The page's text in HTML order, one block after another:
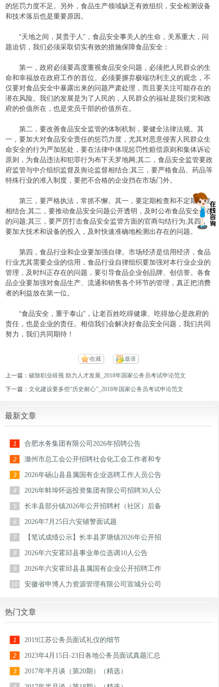
的惩罚力度不足。另外，食品生产领域缺乏有效组织，安全检测设备
和技术落后也是重要原因。
“天地之间，莫贵于人”，食品安全事关人的生命，关系重大，问
题迫切，我们必须采取切实有效的措施保障食品安全：
第一，政府必须要高度重视食品安全问题，必须把人民群众的生
命和幸福放在政府工作的首位。必须要摒弃极端功利主义的观念，不
仅要对食品安全中暴露出来的问题严肃处理，而且要关注可能存在的
潜在风险。我们的发展是为了人民的，人民群众的福祉是我们党和政
府的价值所在，也是党员干部的价值所在。
第二，要改善食品安全监管的体制机制，要健全法律法规。其
一，要加大对食品安全责任的惩罚力度，尤其对恶意侵害人民群众生
命安全的行为严加惩处，要在法律中体现惩罚性赔偿原则和集体诉讼
原则，为食品违法和犯罪行为布下天罗地网;其二，食品安全监管要政
府监管与中介组织监督及舆论监督相结合;其三，要严格食品、药品等
特殊行业的准入制度，要把不合格的企业挡在市场门外。
第三，要严格执法，常抓不懈。其一，要定期检查和不定期抽查
相结合;其二，要推动食品安全问题公开透明，及时公布食品安全存在
的问题;其三，要严厉打击食品安全监管方面的官商勾结行为;其四，
要加大技术和设备的投入，及时快速准确地检测出存在的问题。
第四，食品行业和企业要加强自律。市场经济是信用经济，食品
行业尤其需要企业的信用，食品行业自律组织要加强对本行业企业的
管理，及时纠正存在的问题，要引导食品企业创品牌、创信誉。各食
品企业要加强对食品生产、流通和销售各个环节的管理，真正把消费
者的利益放在第一位。
“食品安全，重于泰山”，让老百姓吃得健康、吃得放心是政府的
责任，也是企业的责任。相信我们会解决好食品安全问题，我们共同
努力，我们共同期待！
收藏 邀请
上一篇：破除职业歧视 助力人才发展_2018年国家公务员考试申论范文
下一篇：文化建设要多些“历史耐心”_2018年国家公务员考试申论范文
最新文章
1 合肥水务集团有限公司2026年招聘公告
2 滁州市总工会公开招聘社会化工会工作者和专
3 2026年砀山县县属国有企业选聘工作人员公告
4 2026年蚌埠怀远投资集团有限公司招聘30人公
5 长丰县部分镇2026年公开招聘村（社区）后备
6 2026年7月25日六安辅警面试题
7 【笔试成绩公示】长丰县罗塘镇2026年公开招
8 2026年六安霍邱县事业单位选调10人公告
9 2026年六安霍邱县县属国有企业公开招聘工作
10 安徽省申博人力资源管理有限公司宣城分公司
热门文章
1 2019江苏公务员面试礼仪的细节
2 2023年4月15日-23日各地公务员面试真题汇总
3 2017年半月谈（第20期）（精选）